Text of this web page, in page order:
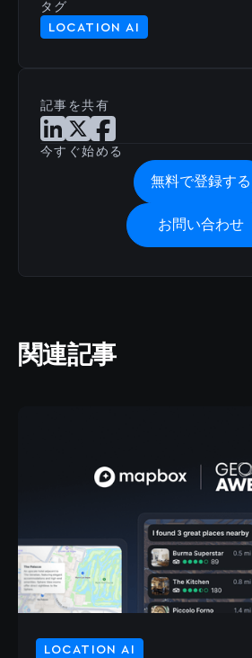
記事を共有
LinkedInで記事を共有
Xで記事を共有
Facebookで記事を共有
今すぐ始める
無料で登録する
お問い合わせ
タグ
LOCATION AI
関連記事
LOCATION AI